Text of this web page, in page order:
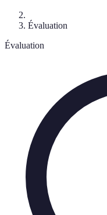
Évaluation
Évaluation